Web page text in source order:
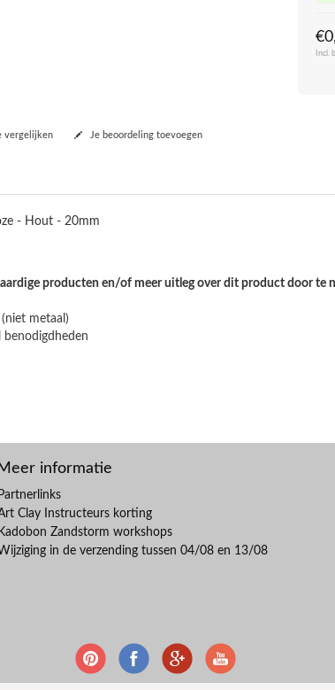
Incl.
vergelijken Je beoordeling toevoegen
- Hout - 20mm
producten en/of meer uitleg over dit product door te
(niet metaal)
benodigdheden
Meer informatie
Partnerlinks
Clay Instructeurs korting
Kadobon Zandstorm workshops
in de verzending tussen 04/08 en 13/08